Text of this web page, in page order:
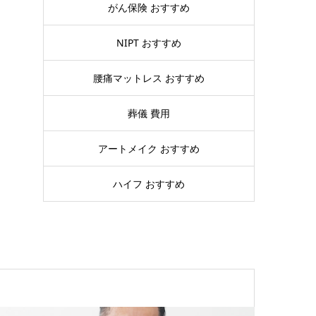
がん保険 おすすめ
NIPT おすすめ
腰痛マットレス おすすめ
葬儀 費用
アートメイク おすすめ
ハイフ おすすめ